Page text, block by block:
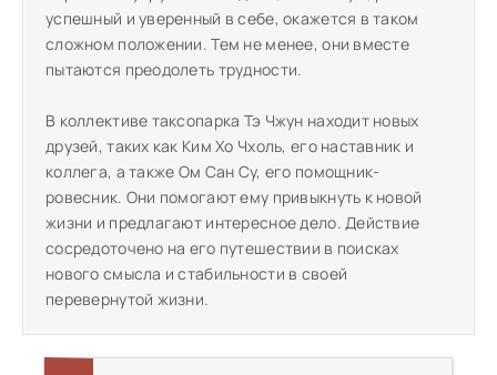
успешный и уверенный в себе, окажется в таком
сложном положении. Тем не менее, они вместе
пытаются преодолеть трудности.
В коллективе таксопарка Тэ Чжун находит новых
друзей, таких как Ким Хо Чхоль, его наставник и
коллега, а также Ом Сан Су, его помощник-
ровесник. Они помогают ему привыкнуть к новой
жизни и предлагают интересное дело. Действие
сосредоточено на его путешествии в поисках
нового смысла и стабильности в своей
перевернутой жизни.